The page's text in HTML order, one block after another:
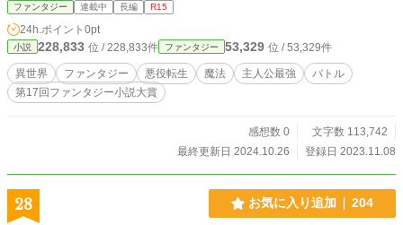
かも、本編で配下達はラスボスに利用されたあげく、見限られて殺されるという
運命で……？ 「ちくしょう！ 死んでたまるか！」 カイムは、殺されないため
に努力することを決める。 そんな努力の甲斐あってか、カイムは規格外の魔力
と実力を手にすることとなり、さらには原作知識で次々と殺される運命だった者
達を助け出して、一大勢力の頭へと駆け上る！ これは、死ぬ運命だった悪役モ
ブが、最凶へと成り上がる物語だ。 本作はネオページ、カクヨムでも公開
俺、死ぬのが嫌で努力したら規格外の強さを手に入れたので、下克上してラスボ
スを葬ってやります！～チート魔法で無双してたら、一大勢力を築き上げてしま
ファンタジー 連載中 長編 R15
24h.ポイント 0pt
小説 228,833 位 / 228,833件 ファンタジー 53,329 位 / 53,329件
異世界 ファンタジー 悪役転生 魔法 主人公最強
バトル
第17回ファンタジー小説大賞
感想数 0
文字数 113,742
最終更新日 2024.10.26
登録日 2023.11.08
28 お気に入り追加 204